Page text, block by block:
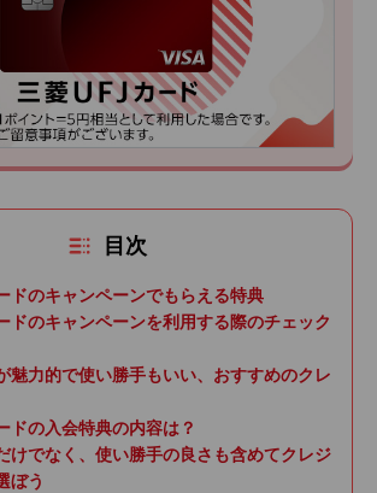
目次
ドのキャンペーンでもらえる特典
ドのキャンペーンを利用する際のチェック
魅力的で使い勝手もいい、おすすめのクレ
ドの入会特典の内容は？
けでなく、使い勝手の良さも含めてクレジ
ぼう